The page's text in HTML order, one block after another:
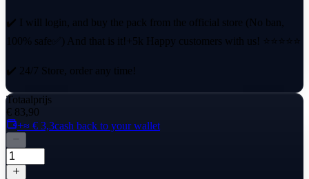
✔️ I will login, and buy the pack from the official store (No ban,
100% safe✅) And that is it!+5k Happy customers with us! ⭐⭐⭐⭐⭐
✔️ 24/7 Store, order any time!
Totaalprijs
€ 83,90
+≈ € 3,3cash back to your wallet